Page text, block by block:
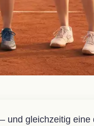
gleichzeitig